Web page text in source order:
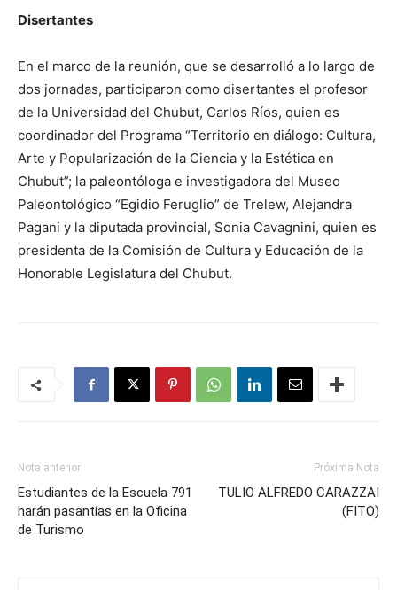
Disertantes
En el marco de la reunión, que se desarrolló a lo largo de
dos jornadas, participaron como disertantes el profesor
de la Universidad del Chubut, Carlos Ríos, quien es
coordinador del Programa “Territorio en diálogo: Cultura,
Arte y Popularización de la Ciencia y la Estética en
Chubut”; la paleontóloga e investigadora del Museo
Paleontológico “Egidio Feruglio” de Trelew, Alejandra
Pagani y la diputada provincial, Sonia Cavagnini, quien es
presidenta de la Comisión de Cultura y Educación de la
Honorable Legislatura del Chubut.
Nota anterior
Estudiantes de la Escuela 791
harán pasantías en la Oficina
de Turismo
Próxima Nota
TULIO ALFREDO CARAZZAI
(FITO)